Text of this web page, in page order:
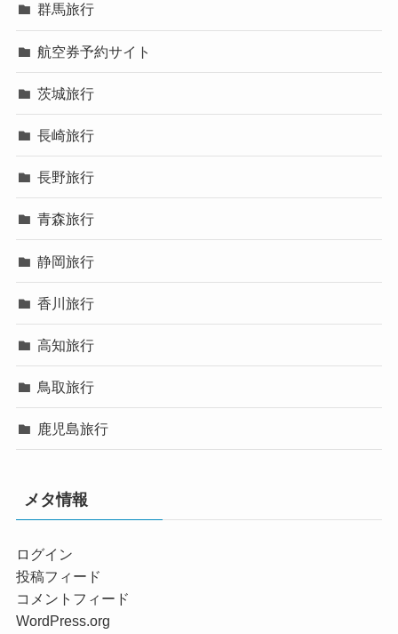
群馬旅行
航空券予約サイト
茨城旅行
長崎旅行
長野旅行
青森旅行
静岡旅行
香川旅行
高知旅行
鳥取旅行
鹿児島旅行
メタ情報
ログイン
投稿フィード
コメントフィード
WordPress.org